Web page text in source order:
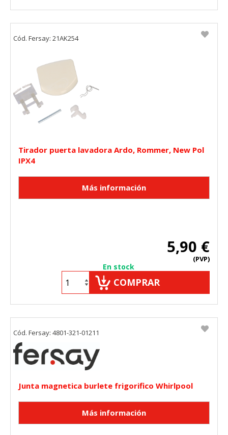
Tirador puerta lavadora Ardo, Rommer, New Pol
IPX4
5,90 €
(PVP)
En stock
COMPRAR
Cód. Fersay: 21AK254
Junta magnetica burlete frigorifico Whirlpool
Cód. Fersay: 4801-321-01211
Cookies Utilizadas:
Estas cookies pueden ser establecidas a través de nuestro
sitio por nuestros socios publicitarios. Pueden ser
utilizadas por esas empresas para crear un perfil de sus
intereses y mostrarle anuncios relevantes en otros sitios.
No almacenan directamente información personal, sino
que se basan en la identificación única de su navegador y
dispositivo de Internet.
GUARDAR CONFIGURACIÓN